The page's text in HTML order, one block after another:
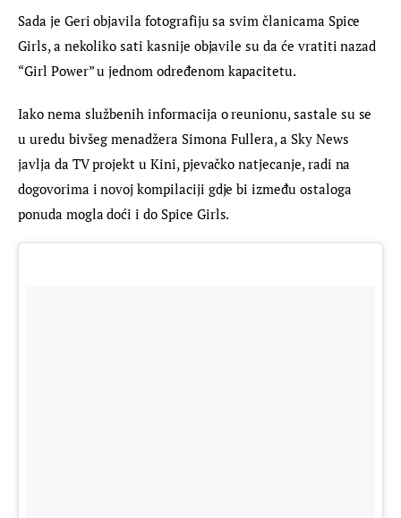
Sada je Geri objavila fotografiju sa svim članicama Spice
Girls, a nekoliko sati kasnije objavile su da će vratiti nazad
“Girl Power” u jednom određenom kapacitetu.
Iako nema službenih informacija o reunionu, sastale su se
u uredu bivšeg menadžera Simona Fullera, a Sky News
javlja da TV projekt u Kini, pjevačko natjecanje, radi na
dogovorima i novoj kompilaciji gdje bi između ostaloga
ponuda mogla doći i do Spice Girls.